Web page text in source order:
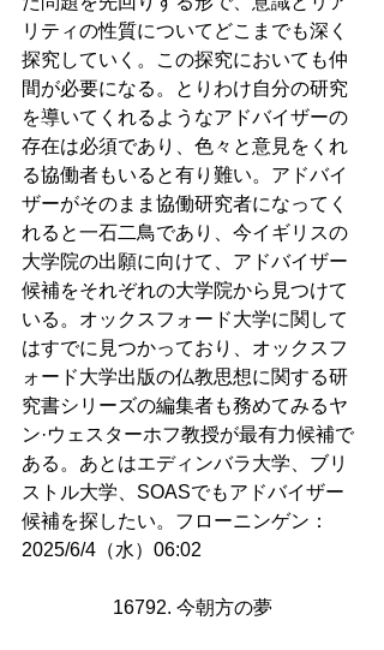
リティの性質についてどこまでも深く
探究していく。この探究においても仲
間が必要になる。とりわけ自分の研究
を導いてくれるようなアドバイザーの
存在は必須であり、色々と意見をくれ
る協働者もいると有り難い。アドバイ
ザーがそのまま協働研究者になってく
れると一石二鳥であり、今イギリスの
大学院の出願に向けて、アドバイザー
候補をそれぞれの大学院から見つけて
いる。オックスフォード大学に関して
はすでに見つかっており、オックスフ
ォード大学出版の仏教思想に関する研
究書シリーズの編集者も務めてみるヤ
ン·ウェスターホフ教授が最有力候補で
ある。あとはエディンバラ大学、ブリ
ストル大学、SOASでもアドバイザー
候補を探したい。フローニンゲン：
2025/6/4（水）06:02
16792. 今朝方の夢